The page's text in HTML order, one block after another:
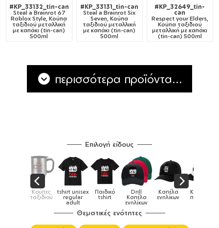
#KP_33132_tin-can
Steal a Brainrot 67
Roblox Style, Κούπα
ταξιδιού μεταλλική
με καπάκι (tin-can)
500ml
#KP_33131_tin-can
Steal a Brainrot Six
Seven, Κούπα
ταξιδιού μεταλλική
με καπάκι (tin-can)
500ml
#KP_32649_tin-
can
Respect your Elders,
Κούπα ταξιδιού
μεταλλική με καπάκι
(tin-can) 500ml
περισσότερα προϊόντα...
Επιλογή είδους
Παιδικό
tshirt
Drill
Καπέλα
ενηλίκων
Καπέλα
ενηλίκων
Καπέλα
παιδικά Κούπες
Θεματικές ενότητες